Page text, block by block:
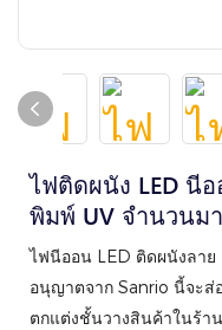
ไฟติดผนัง LED นี
พิมพ์ UV จำนวนม
ไฟนีออน LED ติดผนังลา
อนุญาตจาก Sanrio นี้จะส่
ตกแต่งชั้นวางสินค้าในร้า